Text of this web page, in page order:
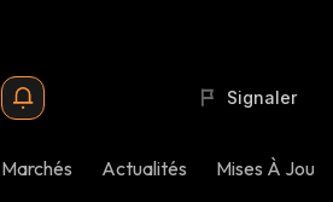
Signaler
Marchés Actualités Mises À Jour